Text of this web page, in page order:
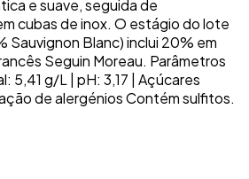
e suave, seguida de
cubas de inox. O estágio do lote
Sauvignon Blanc) inclui 20% em
Seguin Moreau. Parâmetros
5,41 g/L | pH: 3,17 | Açúcares
de alergénios Contém sulfitos.